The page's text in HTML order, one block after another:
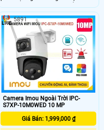
Còi & nháy đèn khi có chuyển động,
xem màu sắc Full Color 30m vào
ban đêm, trang bị đèn trợ sáng kép,
loa đàm thoại tích hợp, Chống
Ngược Sáng HDR. Camera nhỏ gọn,
xoay 360 độ, thiết kế cao cấp.
Camera Imou Ngoài Trời IPC-
S7XP-10M0WED 10 MP
Giá Bán: 1,999,000 ₫
5891